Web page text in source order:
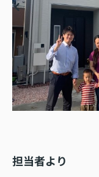
担当者より